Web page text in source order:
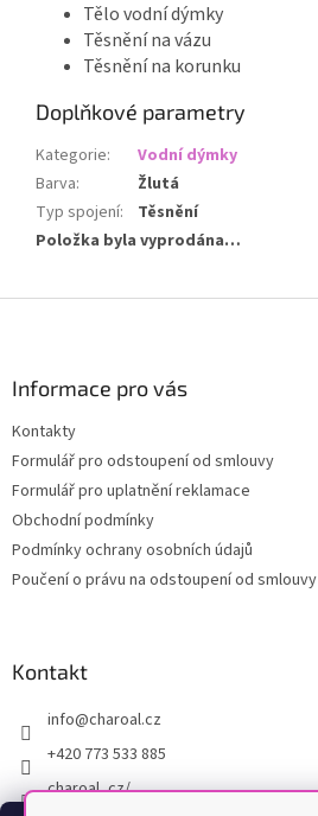
Tělo vodní dýmky
Těsnění na vázu
Těsnění na korunku
Doplňkové parametry
Kategorie:
Vodní dýmky
Barva:
Žlutá
Typ spojení:
Těsnění
Položka byla vyprodána…
Informace pro vás
Kontakty
Formulář pro odstoupení od smlouvy
Formulář pro uplatnění reklamace
Obchodní podmínky
Podmínky ochrany osobních údajů
Poučení o právu na odstoupení od smlouvy
Kontakt
info@charoal.cz
+420 773 533 885
charoal_cz/